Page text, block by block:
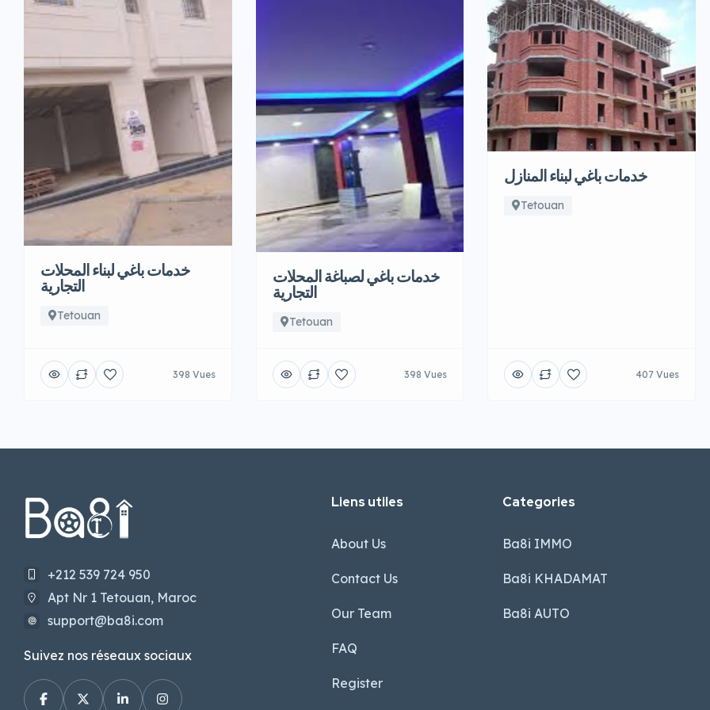
خدمات باغي لبناء المحلات
التجارية
Tetouan
398 Vues
خدمات باغي لصباغة المحلات
التجارية
Tetouan
398 Vues
خدمات باغي لبناء المنازل
Tetouan
407 Vues
+212 539 724 950
Apt Nr 1 Tetouan, Maroc
support@ba8i.com
Suivez nos réseaux sociaux
Liens utiles
About Us
Contact Us
Our Team
FAQ
Register
Categories
Ba8i IMMO
Ba8i KHADAMAT
Ba8i AUTO